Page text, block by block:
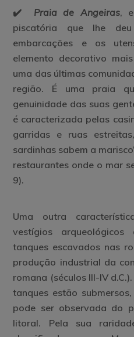
✔️ Praia de Angeiras,
piscatória que lhe
embarcações e os
elemento decorativo
uma das últimas
região. É uma praia
genuinidade das suas
é caracterizada pelas
garridas e ruas
sardinhas sabem a
restaurantes onde o mar
9).
Uma outra
vestígios
tanques escavados nas
produção industrial da
romana (séculos III-IV
tanques estão
pode ser observada do
litoral. Pela sua